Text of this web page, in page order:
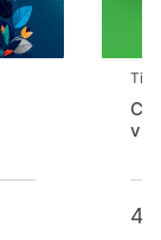
Tin
4/